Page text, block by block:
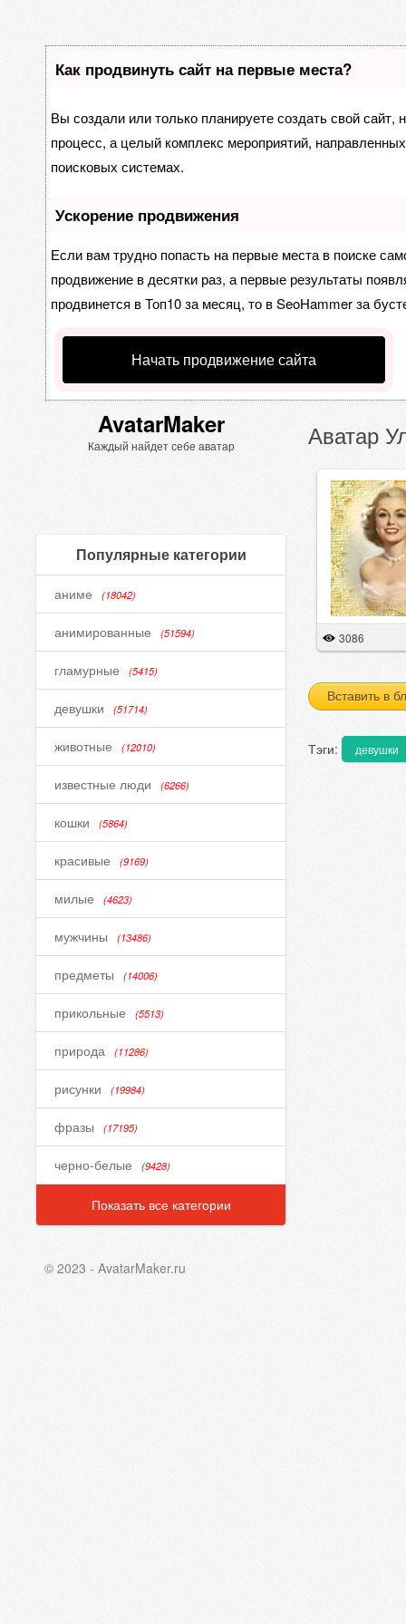
Как продвинуть сайт на первые места?
Вы создали или только планируете создать свой сайт,
процесс, а целый комплекс мероприятий,
поисковых системах.
Ускорение продвижения
Если вам трудно попасть на первые места в поиске
продвижение в десятки раз, а первые результаты
продвинется в Топ10 за месяц, то вSeoHammerза
Начать продвижение сайта
AvatarMaker
Каждый найдет себе аватар
Популярные категории
аниме (18042)
анимированные (51594)
гламурные (5415)
девушки (51714)
животные (12010)
известные люди (6266)
кошки (5864)
красивые (9169)
милые (4623)
мужчины (13486)
предметы (14006)
прикольные (5513)
природа (11286)
рисунки (19984)
фразы (17195)
черно-белые (9428)
Показать все категории
Аватар
3086
Вставить в
Тэги: девушки
© 2023 - AvatarMaker.ru